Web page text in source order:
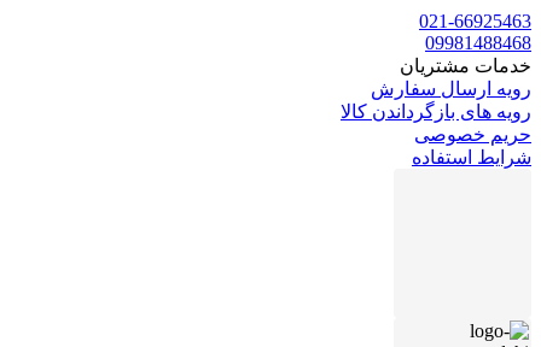
021-66925463
09981488468
خدمات مشتریان
رویه ارسال سفارش
رویه های بازگرداندن کالا
حریم خصوصی
شرایط استفاده